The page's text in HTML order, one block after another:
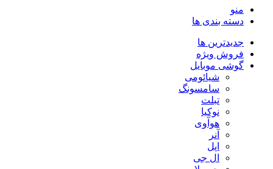
منو
دسته بندی ها
جدیدترین ها
فروش ویژه
گوشی موبایل
شیائومی
سامسونگ
تبلت
نوکیا
هوآوی
آنر
اپل
ال جی